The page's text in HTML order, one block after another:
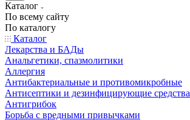
Каталог
По всему сайту
По каталогу
Каталог
Лекарства и БАДы
Анальгетики, спазмолитики
Аллергия
Антибактериальные и противомикробные
Антисептики и дезинфицирующие средства
Антигрибок
Борьба с вредными привычками